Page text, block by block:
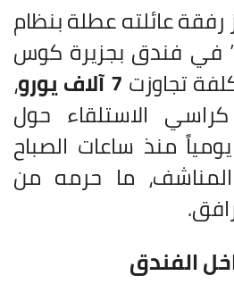
رفقة عائلته عطلة بنظام
فندق بجزيرة كوس
7 آلاف يورو ،
الاستلقاء حول
منذ ساعات الصباح
ما حرمه من
الفندق